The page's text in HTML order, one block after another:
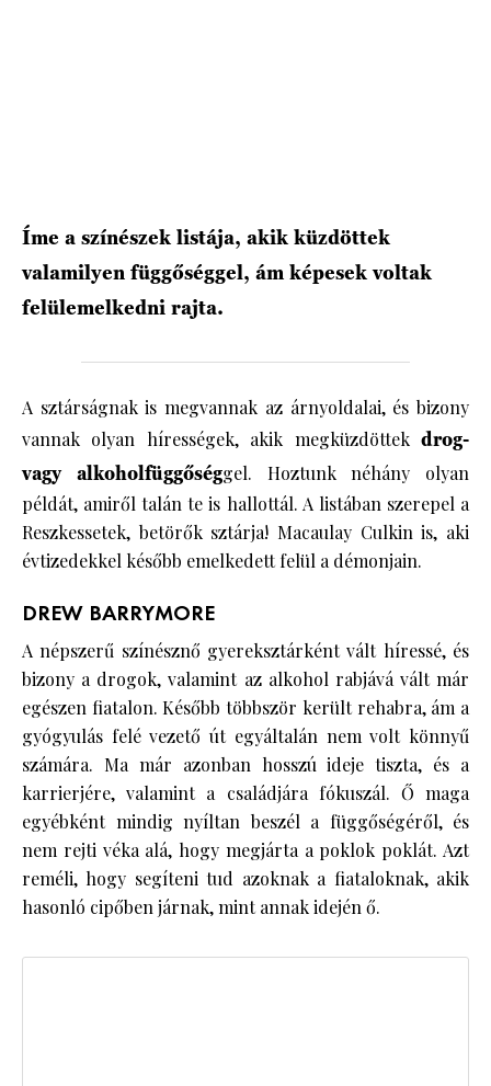
Íme a színészek listája, akik küzdöttek
valamilyen függőséggel, ám képesek voltak
felülemelkedni rajta.
A sztárságnak is megvannak az árnyoldalai, és bizony
vannak olyan hírességek, akik megküzdöttek drog-
vagy alkoholfüggőséggel. Hoztunk néhány olyan
példát, amiről talán te is hallottál. A listában szerepel a
Reszkessetek, betörők sztárja! Macaulay Culkin is, aki
évtizedekkel később emelkedett felül a démonjain.
DREW BARRYMORE
A népszerű színésznő gyereksztárként vált híressé, és
bizony a drogok, valamint az alkohol rabjává vált már
egészen fiatalon. Később többször került rehabra, ám a
gyógyulás felé vezető út egyáltalán nem volt könnyű
számára. Ma már azonban hosszú ideje tiszta, és a
karrierjére, valamint a családjára fókuszál. Ő maga
egyébként mindig nyíltan beszél a függőségéről, és
nem rejti véka alá, hogy megjárta a poklok poklát. Azt
reméli, hogy segíteni tud azoknak a fiataloknak, akik
hasonló cipőben járnak, mint annak idején ő.